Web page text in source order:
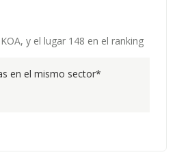
y el lugar 148 en el ranking
en el mismo sector*